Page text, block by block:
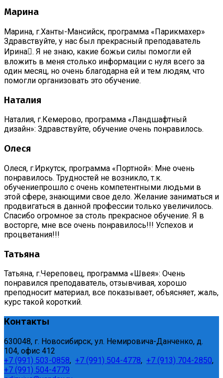
Марина
Марина, г.Ханты-Мансийск, программа «Парикмахер»
Здравствуйте, у нас был прекрасный преподаватель
Ирина. Я не знаю, какие божьи силы помогли ей
вложить в меня столько информации с нуля всего за
один месяц, но очень благодарна ей и тем людям, что
помогли организовать это обучение.
Наталия
Наталия, г.Кемерово, программа «Ландшафтный
дизайн»: Здравствуйте, обучение очень понравилось.
Олеся
Олеся, г.Иркутск, программа «Портной»: Мне очень
понравилось. Трудностей не возникло, т.к.
обучениепрошло с очень компетентными людьми в
этой сфере, знающими свое дело. Желание заниматься и
продвигаться в данной профессии только увеличилось.
Спасибо огромное за столь прекрасное обучение. Я в
восторге, мне все очень понравилось!!! Успехов и
процветания!!!
Татьяна
Татьяна, г.Череповец, программа «Швея»: Очень
понравился преподаватель, отзывчивая, хорошо
преподносит материал, все показывает, объясняет, жаль,
курс такой короткий.
Контакты
630048, г. Новосибирск, ул. Немировича-Данченко, д.
104, офис 412
+7 (991) 503-0858, +7 (991) 504-4778, +7 (913) 704-2850,
+7 (991) 504-4779